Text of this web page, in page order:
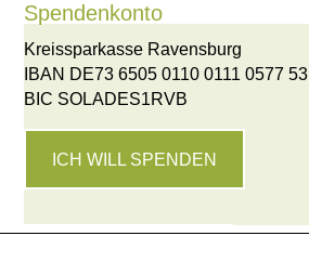
Spendenkonto
Kreissparkasse Ravensburg
IBAN DE73 6505 0110 0111 0577 53
BIC SOLADES1RVB
ICH WILL SPENDEN